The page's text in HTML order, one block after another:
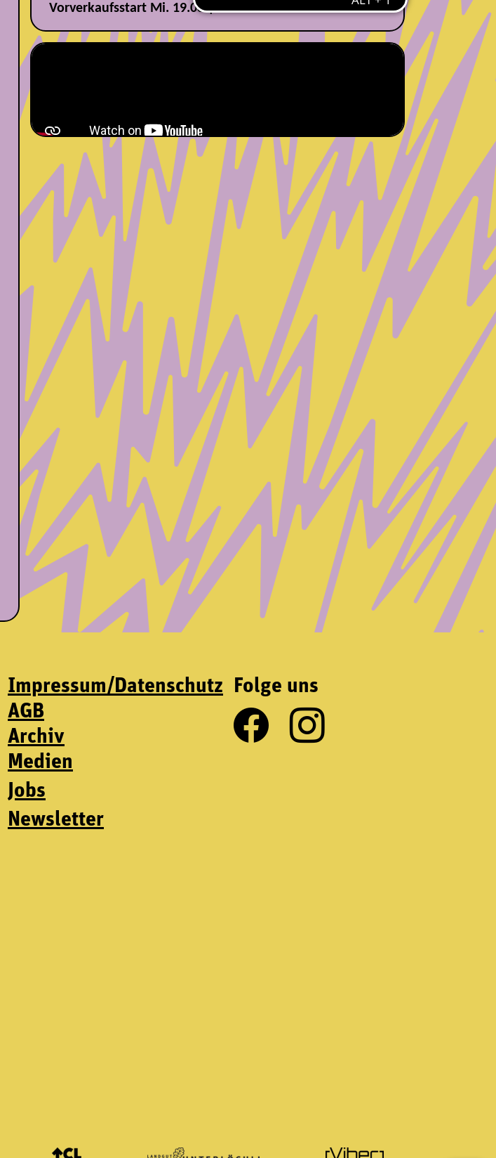
Vorverkaufsstart Mi. 19.08 | 17:00 Uhr
Impressum/Datenschutz
AGB
Archiv
Medien
Jobs
Newsletter
Folge uns